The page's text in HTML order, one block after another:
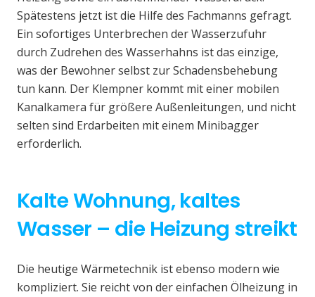
Spätestens jetzt ist die Hilfe des Fachmanns gefragt.
Ein sofortiges Unterbrechen der Wasserzufuhr
durch Zudrehen des Wasserhahns ist das einzige,
was der Bewohner selbst zur Schadensbehebung
tun kann. Der Klempner kommt mit einer mobilen
Kanalkamera für größere Außenleitungen, und nicht
selten sind Erdarbeiten mit einem Minibagger
erforderlich.
Kalte Wohnung, kaltes
Wasser – die Heizung streikt
Die heutige Wärmetechnik ist ebenso modern wie
kompliziert. Sie reicht von der einfachen Ölheizung in